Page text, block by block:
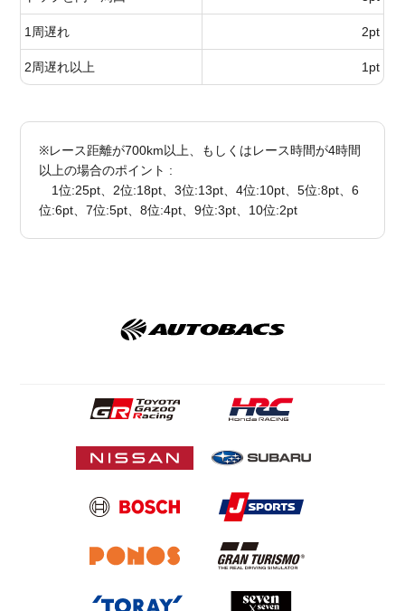
1周遅れ 2pt
2周遅れ以上 1pt
※レース距離が700km以上、もしくはレース時間が4時間
以上の場合のポイント :
1位:25pt、2位:18pt、3位:13pt、4位:10pt、5位:8pt、6
位:6pt、7位:5pt、8位:4pt、9位:3pt、10位:2pt